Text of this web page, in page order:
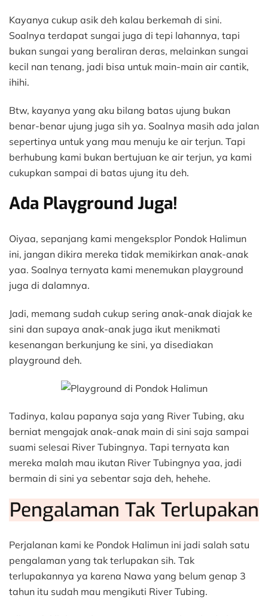
Kayanya cukup asik deh kalau berkemah di sini.
Soalnya terdapat sungai juga di tepi lahannya, tapi
bukan sungai yang beraliran deras, melainkan sungai
kecil nan tenang, jadi bisa untuk main-main air cantik,
ihihi.
Btw, kayanya yang aku bilang batas ujung bukan
benar-benar ujung juga sih ya. Soalnya masih ada jalan
sepertinya untuk yang mau menuju ke air terjun. Tapi
berhubung kami bukan bertujuan ke air terjun, ya kami
cukupkan sampai di batas ujung itu deh.
Ada Playground Juga!
Oiyaa, sepanjang kami mengeksplor Pondok Halimun
ini, jangan dikira mereka tidak memikirkan anak-anak
yaa. Soalnya ternyata kami menemukan playground
juga di dalamnya.
Jadi, memang sudah cukup sering anak-anak diajak ke
sini dan supaya anak-anak juga ikut menikmati
kesenangan berkunjung ke sini, ya disediakan
playground deh.
Tadinya, kalau papanya saja yang River Tubing, aku
berniat mengajak anak-anak main di sini saja sampai
suami selesai River Tubingnya. Tapi ternyata kan
mereka malah mau ikutan River Tubingnya yaa, jadi
bermain di sini ya sebentar saja deh, hehehe.
Pengalaman Tak Terlupakan
Perjalanan kami ke Pondok Halimun ini jadi salah satu
pengalaman yang tak terlupakan sih. Tak
terlupakannya ya karena Nawa yang belum genap 3
tahun itu sudah mau mengikuti River Tubing.